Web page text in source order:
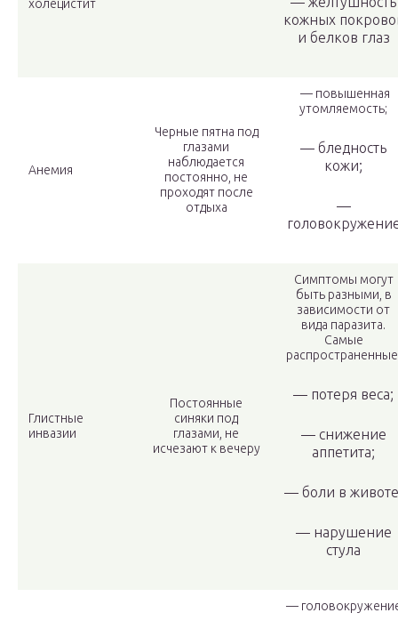
холецистит
кожных
и белков глаз
Анемия
Черные пятна под
глазами
наблюдается
постоянно, не
проходят после
отдыха
— повышенная
утомляемость;
— бледность
кожи;
—
Глистные
инвазии
Постоянные
синяки под
глазами, не
исчезают к вечеру
Симптомы могут
быть разными, в
зависимости от
вида паразита.
Самые
— потеря веса;
— снижение
аппетита;
— боли в
— нарушение
стула
—